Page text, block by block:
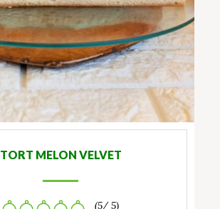
TORT MELON VELVET
(5/ 5)